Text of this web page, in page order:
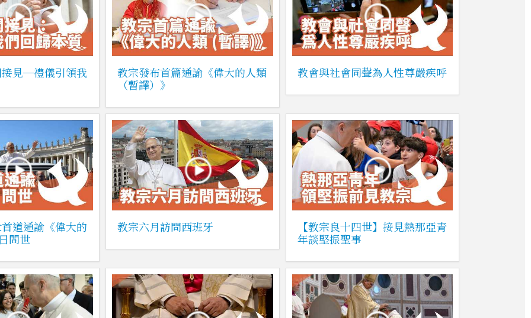
見─禮儀引領我
教宗發布首篇通諭《偉大的人類
（暫譯）》
教會與社會同聲為人性尊嚴疾呼
道通諭《偉大的
問世
教宗六月訪問西班牙
【教宗良十四世】接見熱那亞青
年談堅振聖事